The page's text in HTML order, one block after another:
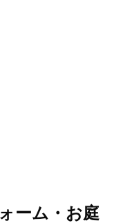
ーム・お庭